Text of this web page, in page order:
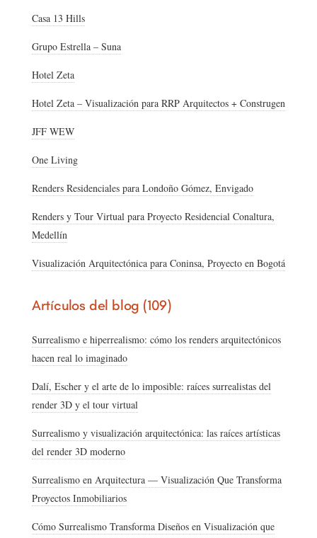
Casa 13 Hills
Grupo Estrella – Suna
Hotel Zeta
Hotel Zeta – Visualización para RRP Arquitectos + Construgen
JFF WEW
One Living
Renders Residenciales para Londoño Gómez, Envigado
Renders y Tour Virtual para Proyecto Residencial Conaltura,
Medellín
Visualización Arquitectónica para Coninsa, Proyecto en Bogotá
Artículos del blog (109)
Surrealismo e hiperrealismo: cómo los renders arquitectónicos
hacen real lo imaginado
Dalí, Escher y el arte de lo imposible: raíces surrealistas del
render 3D y el tour virtual
Surrealismo y visualización arquitectónica: las raíces artísticas
del render 3D moderno
Surrealismo en Arquitectura — Visualización Que Transforma
Proyectos Inmobiliarios
Cómo Surrealismo Transforma Diseños en Visualización que